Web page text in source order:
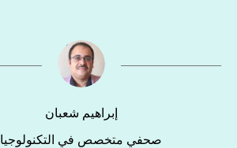
إبراهيم شعبان
صحفي متخصص في التكنولوجيا